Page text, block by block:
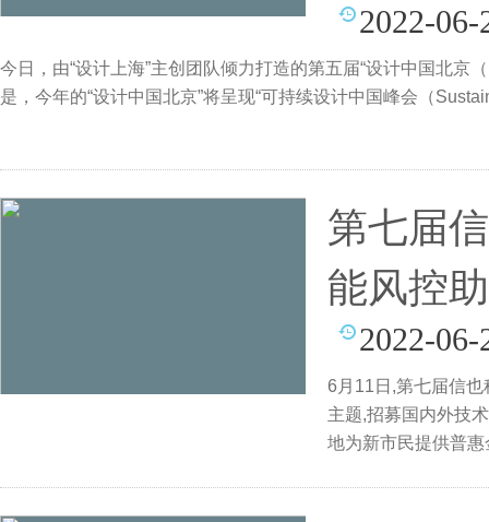
2022-06-
今日，由“设计上海”主创团队倾力打造的第五届“设计中国北
是，今年的“设计中国北京”将呈现“可持续设计中国峰会（
第七届
能风控
2022-06-
6月11日,第七届信也
主题,招募国内外技
地为新市民提供普惠